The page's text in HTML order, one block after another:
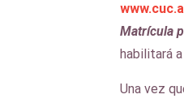
Matrícula
habilitará
Una vez